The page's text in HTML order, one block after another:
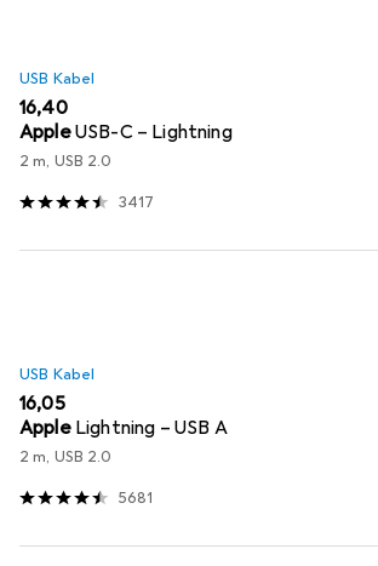
USB Kabel
EUR
16,40
AppleUSB-C – Lightning
2 m, USB 2.0
3417
USB Kabel
EUR
16,05
Apple Lightning – USB A
2 m, USB 2.0
5681